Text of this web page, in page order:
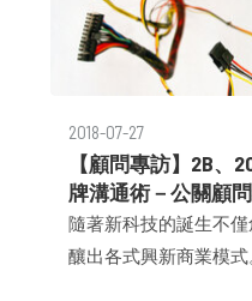
2018-07-27
【顧問專訪】2B、
牌溝通術－公關顧
隨著新科技的誕生不
釀出各式興新商業模式